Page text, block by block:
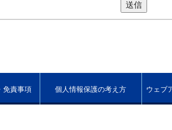
送信
免責事項 個人情報保護の考え方 ウェブ